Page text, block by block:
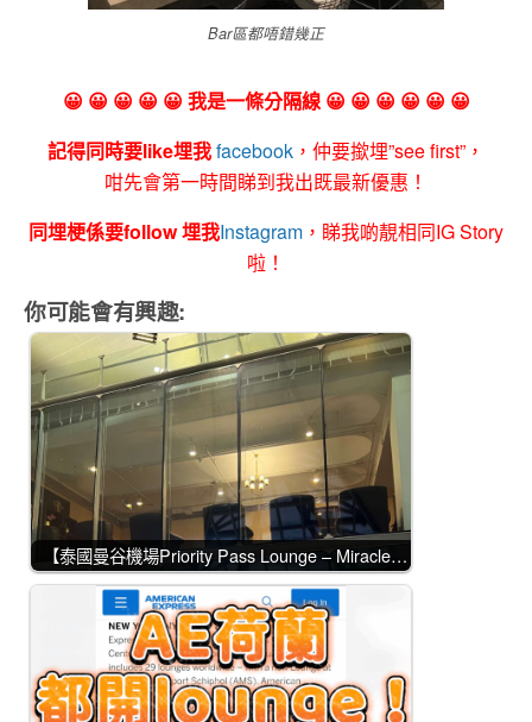
Bar區都唔錯幾正
😀 😀 😀 😀 😀 我是一條分隔線 😀 😀 😀 😀 😀 😀
記得同時要like埋我facebook ，仲要撳埋”see first”，
咁先會第一時間睇到我出既最新優惠！
同埋梗係要follow 埋我Instagram ，睇我啲靚相同IG Story
啦！
你可能會有興趣:
【泰國曼谷機場Priority Pass Lounge – Miracle…